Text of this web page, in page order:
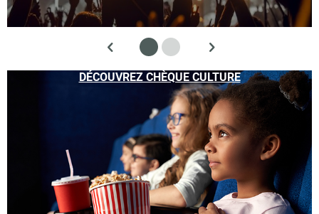
DÉCOUVREZ CHÈQUE CULTURE